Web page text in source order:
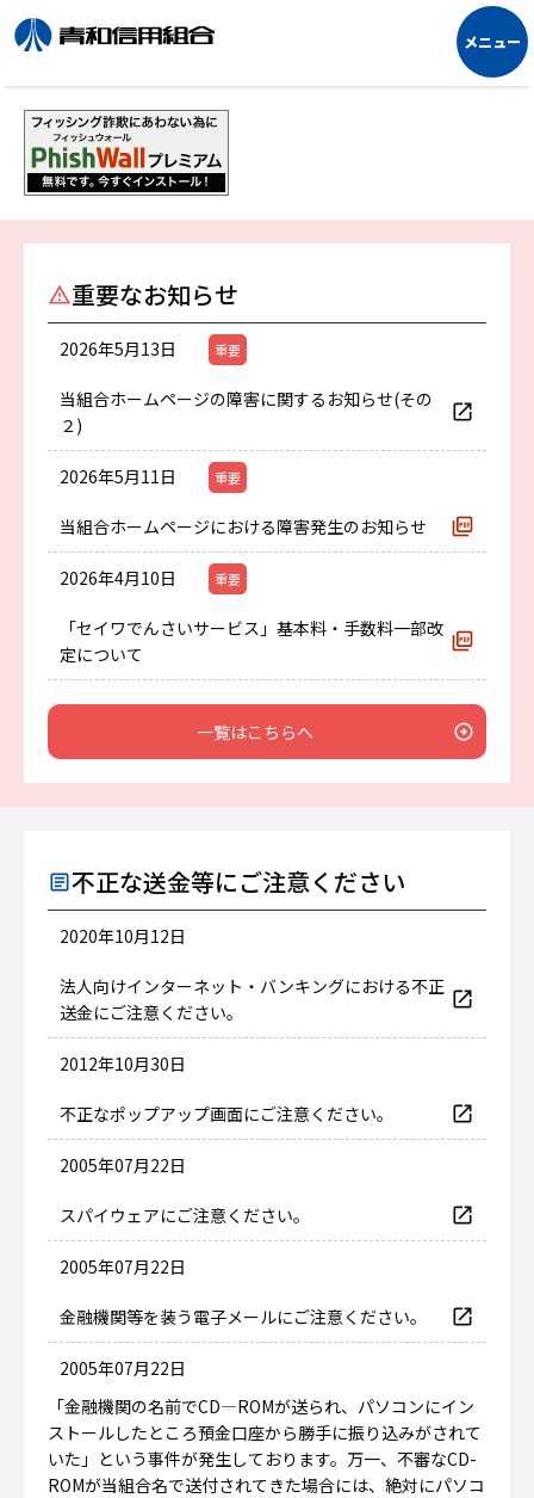
重要なお知らせ
2026年5月13日 重要
当組合ホームページの障害に関するお知らせ(その
２)
2026年5月11日 重要
当組合ホームページにおける障害発生のお知らせ
2026年4月10日 重要
「セイワでんさいサービス」基本料・手数料一部改
定について
一覧はこちらへ
不正な送金等にご注意ください
2020年10月12日
法人向けインターネット・バンキングにおける不正
送金にご注意ください。
2012年10月30日
不正なポップアップ画面にご注意ください。
2005年07月22日
スパイウェアにご注意ください。
2005年07月22日
金融機関等を装う電子メールにご注意ください。
2005年07月22日
「金融機関の名前でCD―ROMが送られ、パソコンにイン
ストールしたところ預金口座から勝手に振り込みがされて
いた」という事件が発生しております。万一、不審なCD-
ROMが当組合名で送付されてきた場合には、絶対にパソコ